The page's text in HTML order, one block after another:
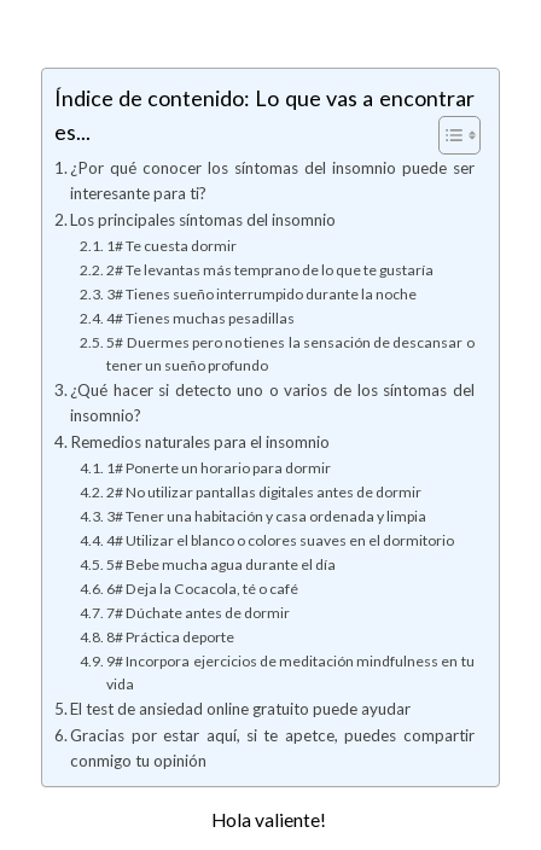
Índice de contenido: Lo que vas a encontrar
es...
¿Por qué conocer los síntomas del insomnio puede ser
interesante para ti?
Los principales síntomas del insomnio
1# Te cuesta dormir
2# Te levantas más temprano de lo que te gustaría
3# Tienes sueño interrumpido durante la noche
4# Tienes muchas pesadillas
5# Duermes pero no tienes la sensación de descansar o
tener un sueño profundo
¿Qué hacer si detecto uno o varios de los síntomas del
insomnio?
Remedios naturales para el insomnio
1# Ponerte un horario para dormir
2# No utilizar pantallas digitales antes de dormir
3# Tener una habitación y casa ordenada y limpia
4# Utilizar el blanco o colores suaves en el dormitorio
5# Bebe mucha agua durante el día
6# Deja la Cocacola, té o café
7# Dúchate antes de dormir
8# Práctica deporte
9# Incorpora ejercicios de meditación mindfulness en tu
vida
El test de ansiedad online gratuito puede ayudar
Gracias por estar aquí, si te apetce, puedes compartir
conmigo tu opinión
Hola valiente!